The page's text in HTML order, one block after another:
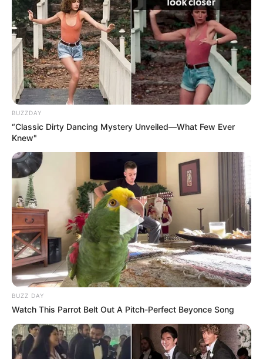
ΤΑ ΠΙΟ ΔΗΜΟΦΙΛΗ
BUZZDAY
“Classic Dirty Dancing Mystery Unveiled—What Few Ever
Knew"
BUZZ DAY
Watch This Parrot Belt Out A Pitch-Perfect Beyonce Song